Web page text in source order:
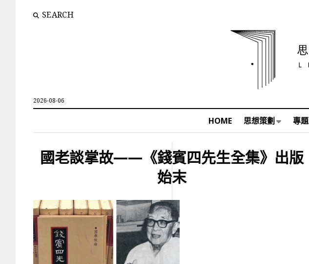
SEARCH
2026-08-06
HOME 思想策劃 專題
國老談掌故——《錢賓四先生全集》出版
始末